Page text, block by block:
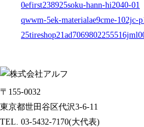
0efirst238925soku-hann-hi2040-01
qwwm-5ek-materialae9cme-102jc-
〒155-0032
東京都世田谷区代沢3-6-11
TEL. 03-5432-7170(大代表)